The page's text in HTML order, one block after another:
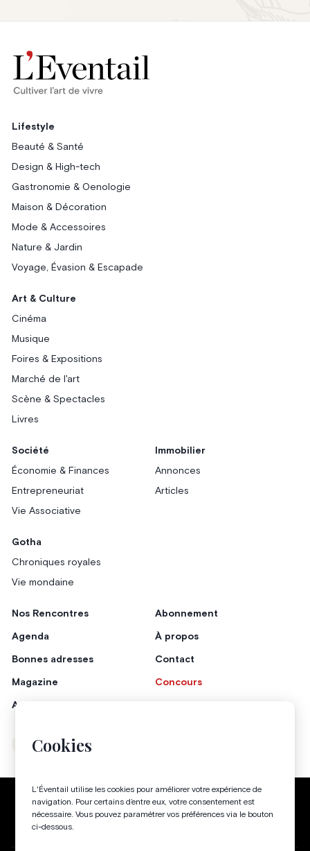
Cookies
L'Éventail utilise les cookies pour améliorer votre expérience de
navigation. Pour certains d’entre eux, votre consentement est
nécessaire. Vous pouvez paramétrer vos préférences via le bouton
ci-dessous.
Lifestyle
Beauté & Santé
Design & High-tech
Gastronomie & Oenologie
Maison & Décoration
Mode & Accessoires
Nature & Jardin
Voyage, Évasion & Escapade
Art & Culture
Cinéma
Musique
Foires & Expositions
Marché de l'art
Scène & Spectacles
Livres
Société
Économie & Finances
Entrepreneuriat
Vie Associative
Immobilier
Annonces
Articles
Gotha
Chroniques royales
Vie mondaine
Nos Rencontres
Agenda
Bonnes adresses
Magazine
Annonceurs
Abonnement
À propos
Contact
Concours
Instagram
Politique de confidentialité Conditions générales
Gestion des cookies